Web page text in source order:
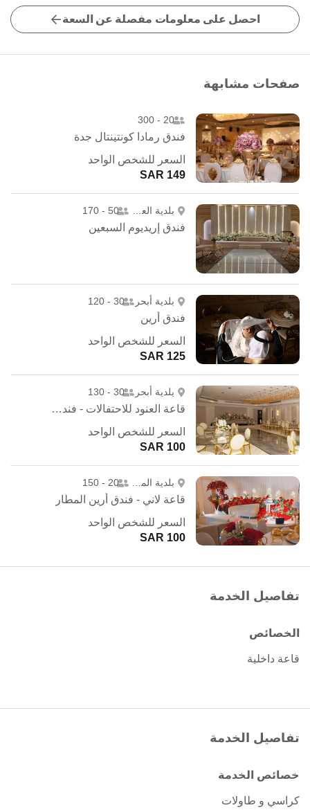
احصل على معلومات مفصلة عن السعة
صفحات مشابهة
20 - 300
فندق رمادا كونتينتال جدة
السعر للشخص الواحد
149 SAR
بلدية العزيزية 50 - 170
فندق إريديوم السبعين
بلدية أبحر 30 - 120
فندق أرين
السعر للشخص الواحد
125 SAR
بلدية أبحر 30 - 130
قاعة العنود للاحتفالات - فندق درة العنود
السعر للشخص الواحد
100 SAR
بلدية المطار 20 - 150
قاعة لاني - فندق أرين المطار
السعر للشخص الواحد
100 SAR
تفاصيل الخدمة
الخصائص
قاعة داخلية
تفاصيل الخدمة
خصائص الخدمة
كراسي و طاولات